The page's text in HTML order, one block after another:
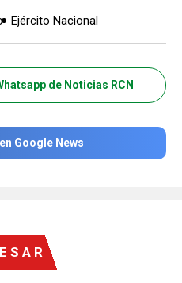
Ejército Nacional
de Noticias RCN
Google News